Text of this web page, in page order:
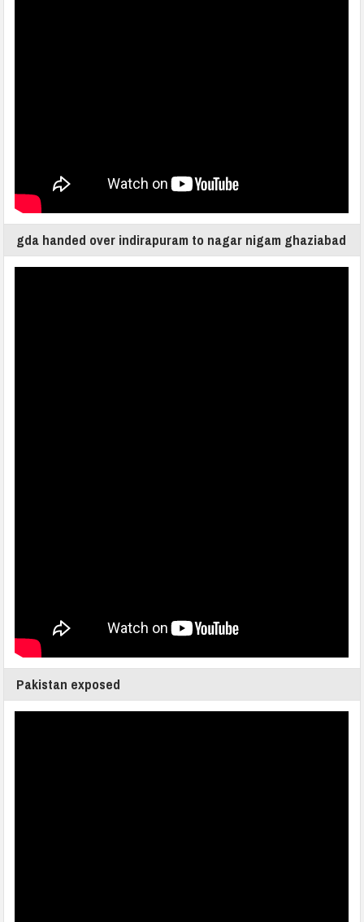
gda handed over indirapuram to nagar nigam ghaziabad
Pakistan exposed